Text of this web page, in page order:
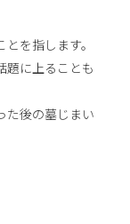
を指します。
題に上ることも
た後の墓じまい